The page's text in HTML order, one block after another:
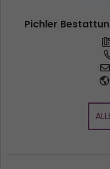
Pichler